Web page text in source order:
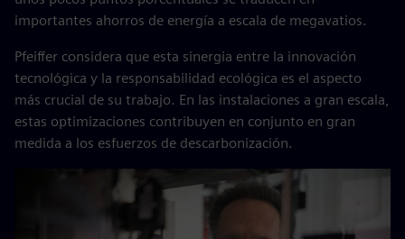
importantes ahorros de energía a escala de megavatios.
Pfeiffer considera que esta sinergia entre la innovación
tecnológica y la responsabilidad ecológica es el aspecto
más crucial de su trabajo. En las instalaciones a gran escala,
estas optimizaciones contribuyen en conjunto en gran
medida a los esfuerzos de descarbonización.